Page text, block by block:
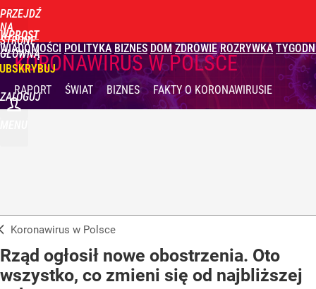
PRZEJDŹ
NA
STRONĘ
GŁÓWNĄ
WPROST
WIADOMOŚCI POLITYKA BIZNES DOM ZDROWIE ROZRYWKA
ZALOGUJ
KORONAWIRUS W POLSCE
RAPORT ŚWIAT BIZNES FAKTYO KORONAWIRUSIE
Koronawirus w Polsce
Rząd ogłosił nowe obostrzenia. Oto
wszystko, co zmieni się od najbliższej